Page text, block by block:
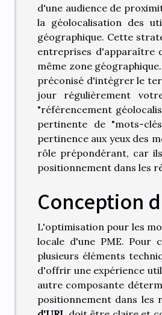
d'une audience de
la géolocalisation des
géographique. Cette
entreprises d'apparaître
même zone
préconisé d'intégrer le
jour régulièrement
"référencement
pertinente de "mots-
pertinence aux yeux des
rôle prépondérant, car
positionnement dans les
Conception
L'optimisation pour les
locale d'une PME. Pour
plusieurs éléments
d'offrir une expérience
autre composante
positionnement dans les